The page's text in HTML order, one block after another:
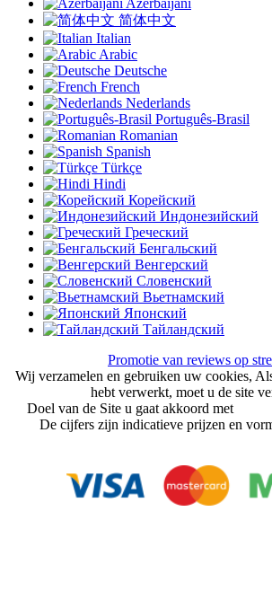
Azerbaijani
简体中文
Italian
Arabic
Deutsche
French
Nederlands
Português-Brasil
Romanian
Spanish
Türkçe
Hindi
Корейский
Индонезийский
Греческий
Бенгальский
Венгерский
Словенский
Вьетнамский
Японский
Тайландский
Promotie van reviews op
Wij verzamelen en gebruiken uw cookies,
hebt verwerkt, moet u de site
Doel van de Site u gaat akkoord met
De cijfers zijn indicatieve prijzen en